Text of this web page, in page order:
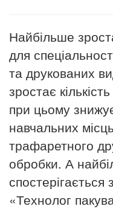
Найбільше
для
та друкованих
зростає
при цьому
навчальних
трафаретного
обробки. А
спостерігається
«Технолог